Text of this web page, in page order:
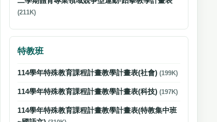
(211K)
特教班
114學年特殊教育課程計畫教學計畫表(社會) (199K)
114學年特殊教育課程計畫教學計畫表(科技) (197K)
114學年特殊教育課程計畫教學計畫表(特教集中班